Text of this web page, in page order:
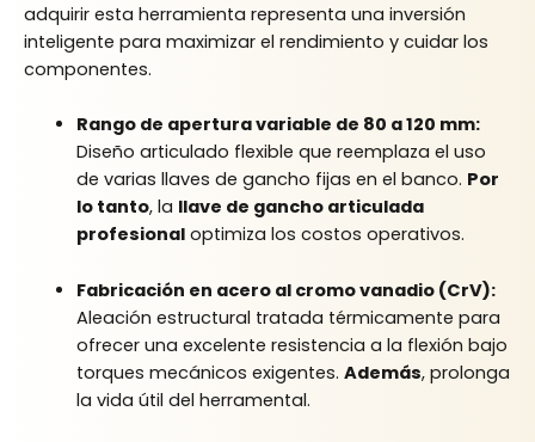
adquirir esta herramienta representa una inversión
inteligente para maximizar el rendimiento y cuidar los
componentes.
Rango de apertura variable de 80 a 120 mm:
Diseño articulado flexible que reemplaza el uso
de varias llaves de gancho fijas en el banco. Por
lo tanto, la llave de gancho articulada
profesionaloptimiza los costos operativos.
Fabricación en acero al cromo vanadio (CrV):
Aleación estructural tratada térmicamente para
ofrecer una excelente resistencia a la flexión bajo
torques mecánicos exigentes. Además, prolonga
la vida útil del herramental.